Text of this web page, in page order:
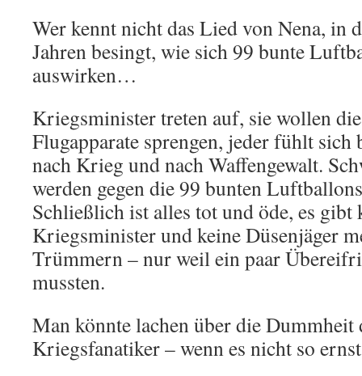
Wer kennt nicht das Lied von Nena, in
Jahren besingt, wie sich 99 bunte
auswirken…
Kriegsminister treten auf, sie wollen
Flugapparate sprengen, jeder fühlt sich
nach Krieg und nach Waffengewalt.
werden gegen die 99 bunten
Schließlich ist alles tot und öde, es gibt
Kriegsminister und keine Düsenjäger
Trümmern – nur weil ein paar
mussten.
Man könnte lachen über die Dummheit
Kriegsfanatiker – wenn es nicht so